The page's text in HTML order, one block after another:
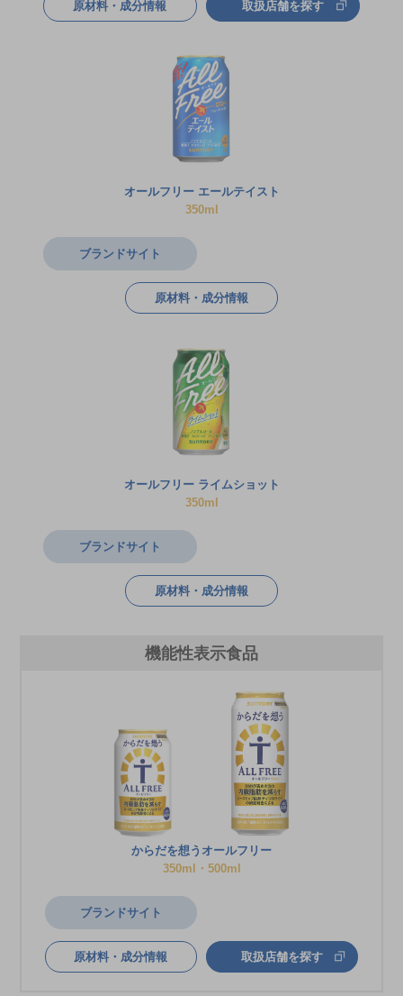
原材料・成分情報 取扱店舗を探す
オールフリー エールテイスト
350ml
ブランドサイト
原材料・成分情報
オールフリー ライムショット
350ml
ブランドサイト
原材料・成分情報
機能性表示食品
からだを想うオールフリー
350ml・500ml
ブランドサイト
原材料・成分情報 取扱店舗を探す